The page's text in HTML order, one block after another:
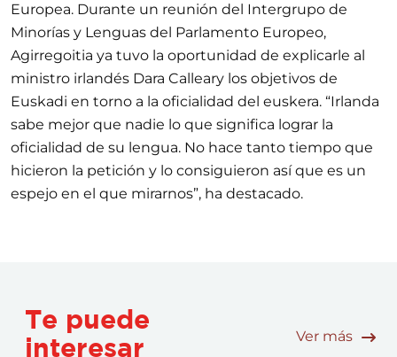
Europea. Durante un reunión del Intergrupo de
Minorías y Lenguas del Parlamento Europeo,
Agirregoitia ya tuvo la oportunidad de explicarle al
ministro irlandés Dara Calleary los objetivos de
Euskadi en torno a la oficialidad del euskera. “Irlanda
sabe mejor que nadie lo que significa lograr la
oficialidad de su lengua. No hace tanto tiempo que
hicieron la petición y lo consiguieron así que es un
espejo en el que mirarnos”, ha destacado.
Te puede
interesar
Ver más